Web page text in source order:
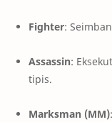
Fighter:
Assassin:
tipis.
Marksman (MM)